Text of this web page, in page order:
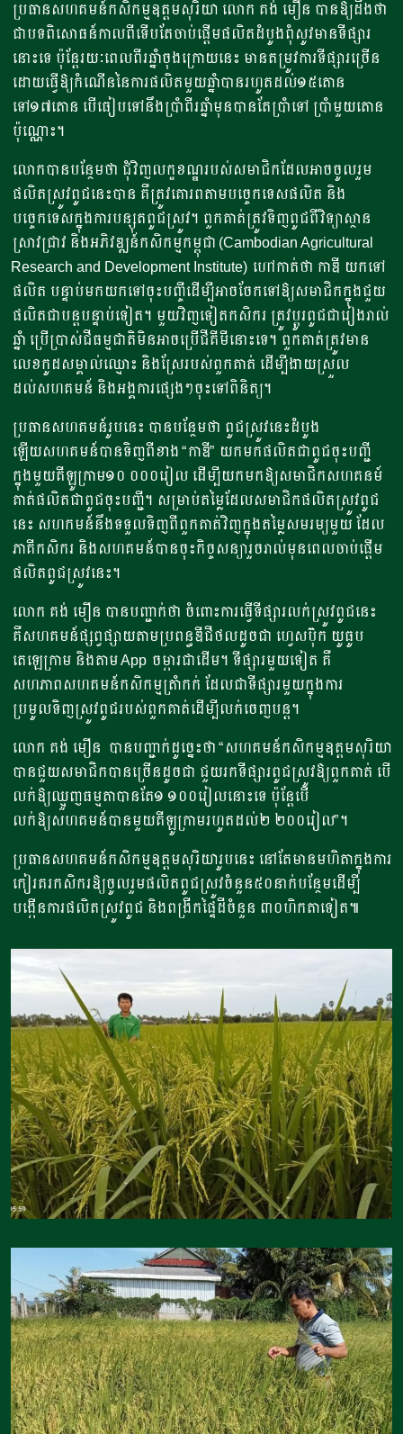
ប្រធានសហគមន៍កសិកម្មឧត្ដមសុរិយា លោក គង់ មឿន បានឱ្យដឹងថា
ជាបទពិសោធន៍កាលពីទើបតែចាប់ផ្ដើមផលិតដំបូងពុំសូវមានទីផ្សារ
នោះទេ ប៉ុន្តែរយៈពេលពីរឆ្នាំចុងក្រោយនេះ មានតម្រូវការទីផ្សារច្រើន
ដោយធ្វើឱ្យកំណើននៃការផលិតមួយឆ្នាំបានរហូតដល់១៥តោន
ទៅ១៧តោន បើធៀបទៅនឹងប្រាំពីរឆ្នាំមុនបានតែប្រាំទៅ ប្រាំមួយតោន
ប៉ុណ្ណោះ។
លោកបានបន្ថែមថា ជុំវិញលក្ខខណ្ឌរបស់សមាជិកដែលអាចចូលរួម
ផលិតស្រូវពូជនេះបាន គឺត្រូវគោរពតាមបច្ចេកទេសផលិត និង
បច្ចេកទេសក្នុងការបន្សុតពូជស្រូវ។ ពួកគាត់ត្រូវទិញពូជពីវិទ្យាស្ថាន
ស្រាវជ្រាវ និងអភិវឌ្ឍន៍កសិកម្មកម្ពុជា (Cambodian Agricultural
Research and Development Institute) ហៅកាត់ថា កាឌី យកទៅ
ផលិត បន្ទាប់មកយកទៅចុះបញ្ចីដើម្បីអាចចែកទៅឱ្យសមាជិកក្នុងជួយ
ផលិតជាបន្តបន្ទាប់ទៀត។ មួយវិញទៀតកសិករ ត្រូវប្ដូរពូជជារៀងរាល់
ឆ្នាំ ប្រើប្រាស់ជីធម្មជាតិមិនអាចប្រើជីគីមីនោះទេ។ ពួកគាត់ត្រូវមាន
លេខកូដសម្គាល់ឈ្មោះ និងស្រែរបស់ពួកគាត់ ដើម្បីងាយស្រួល
ដល់សហគមន៍ និងអង្គការផ្សេងៗចុះទៅពិនិត្យ។
ប្រធានសហគមន៍រូបនេះ បានបន្ថែមថា ពូជស្រូវនេះដំបូង
ឡើយសហគមន៍បានទិញពីខាង “កាឌី” យកមកផលិតជាពូជចុះបញ្ជី
ក្នុងមួយគីឡូក្រាម១០ ០០០រៀល ដើម្បីយកមកឱ្យសមាជិកសហគនម៍
គាត់ផលិតជាពូជចុះបញ្ជី។ សម្រាប់តម្លៃដែលសមាជិកផលិតស្រូវពូជ
នេះ សហកមន៍នឹងទទួលទិញពីពួកគាត់វិញក្នុងតម្លៃសមរម្យមួយ ដែល
ភាគីកសិករ និងសហគមន៍បានចុះកិច្ចសន្យារួចរាល់មុនពេលចាប់ផ្ដើម
ផលិតពូជស្រូវនេះ។
លោក គង់ មឿន បានបញ្ជាក់ថា ចំពោះការធ្វើទីផ្សារលក់ស្រូវពូជនេះ
គឺសហគមន៍ផ្សព្វផ្សាយតាមប្រពន្ធឌីជីថលដូចជា ហ្វេសប៊ុក យូធូប
តេឡេក្រាម និងតាម App ចម្ការជាដើម។ ទីផ្សារមួយទៀត គឺ
សហភាពសហគមន៍កសិកម្មត្រាំកក់ ដែលជាទីផ្សារមួយក្នុងការ
ប្រមូលទិញស្រូវពូជរបស់ពួកគាត់ដើម្បីលក់ចេញបន្ត។
លោក គង់ មឿន បានបញ្ជាក់ដូច្នេះថា “សហគមន៍កសិកម្មឧត្ដមសុរិយា
បានជួយសមាជិកបានច្រើនដូចជា ជួយរកទីផ្សារពូជស្រូវឱ្យពួកគាត់ បើ
លក់ឱ្យឈ្មួញធម្មតាបានតែ១ ១០០រៀលនោះទេ ប៉ុន្តែបើ
លក់ឱ្យសហគមន៍បានមួយគីឡូក្រាមរហូតដល់២ ២០០រៀល”។
ប្រធានសហគមន៍កសិកម្មឧត្ដមសុរិយារូបនេះ នៅតែមានមហិតាក្នុងការ
កៀរគរកសិករឱ្យចូលរួមផលិតពូជស្រូវចំនួន៥០នាក់បន្ថែមដើម្បី
បង្កើនការផលិតស្រូវពូជ និងពង្រីកផ្ទៃដីចំនួន ៣០ហិកតាទៀត៕